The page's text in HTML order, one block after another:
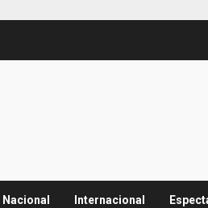
Nacional Internacional